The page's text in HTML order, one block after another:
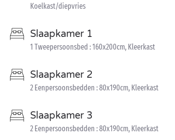
Koelkast/diepvries
Slaapkamer 1
1 Tweepersoonsbed : 160x200cm, Kleerkast
Slaapkamer 2
2 Eenpersoonsbedden : 80x190cm, Kleerkast
Slaapkamer 3
2 Eenpersoonsbedden : 80x190cm, Kleerkast